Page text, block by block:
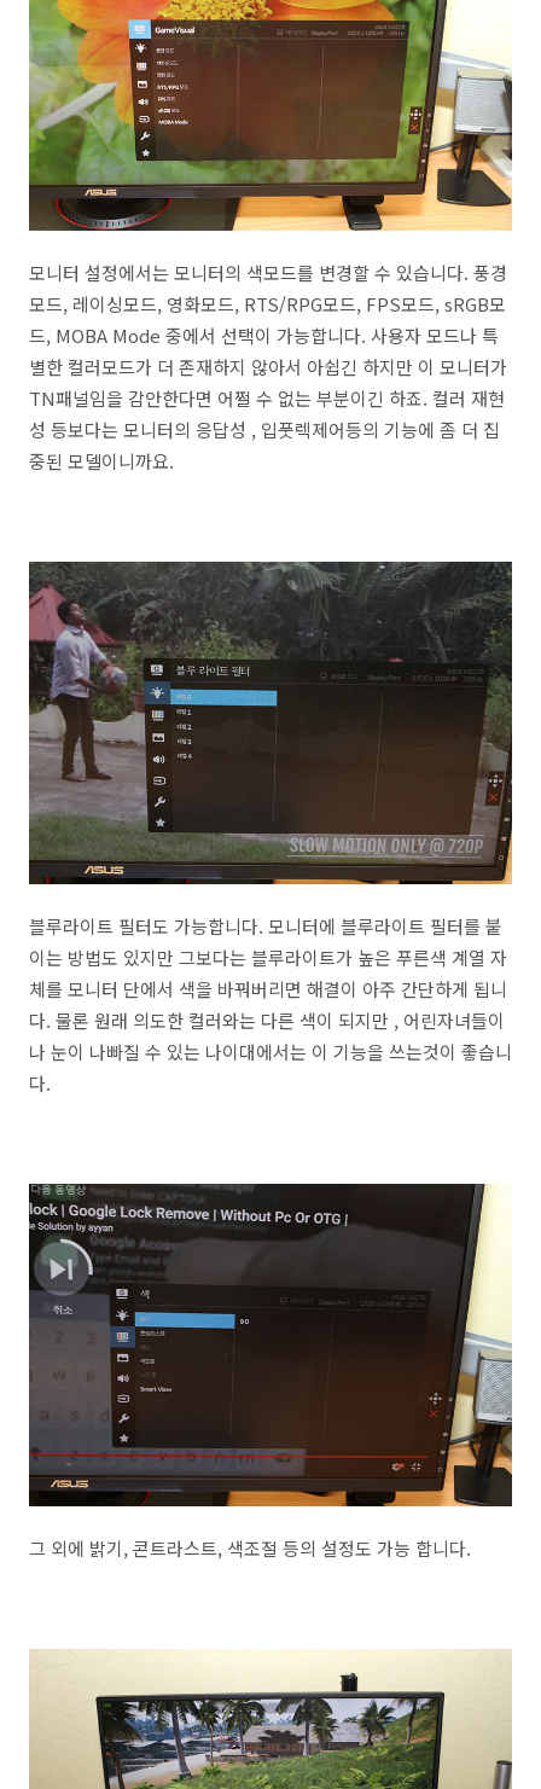
모니터 설정에서는 모니터의 색모드를 변경할 수 있습니다. 풍경
모드, 레이싱모드, 영화모드, RTS/RPG모드, FPS모드, sRGB모
드, MOBA Mode 중에서 선택이 가능합니다. 사용자 모드나 특
별한 컬러모드가 더 존재하지 않아서 아쉽긴 하지만 이 모니터가
TN패널임을 감안한다면 어쩔 수 없는 부분이긴 하죠. 컬러 재현
성 등보다는 모니터의 응답성 , 입풋렉제어등의 기능에 좀 더 집
중된 모델이니까요.
블루라이트 필터도 가능합니다. 모니터에 블루라이트 필터를 붙
이는 방법도 있지만 그보다는 블루라이트가 높은 푸른색 계열 자
체를 모니터 단에서 색을 바꿔버리면 해결이 아주 간단하게 됩니
다. 물론 원래 의도한 컬러와는 다른 색이 되지만 , 어린자녀들이
나 눈이 나빠질 수 있는 나이대에서는 이 기능을 쓰는것이 좋습니
다.
그 외에 밝기, 콘트라스트, 색조절 등의 설정도 가능 합니다.